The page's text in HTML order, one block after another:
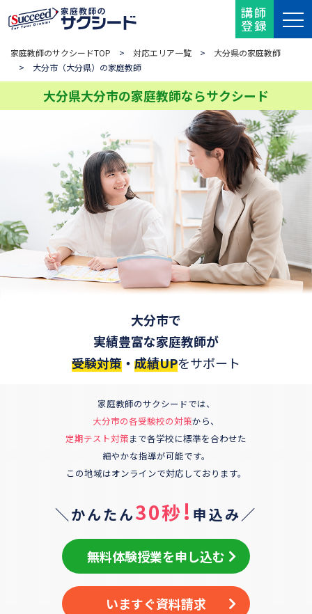
講師
登録
家庭教師のサクシードTOP > 対応エリア一覧 > 大分県の家庭教師
> 大分市（大分県）の家庭教師
大分県大分市の家庭教師ならサクシード
大分市で
実績豊富な家庭教師が
受験対策 ・ 成績UPをサポート
家庭教師のサクシードでは、
大分市の各受験校の対策から、
定期テスト対策まで各学校に標準を合わせた
細やかな指導が可能です。
この地域はオンラインで対応しております。
＼かんたん30秒! 申込み／
無料体験授業を申し込む
いますぐ資料請求